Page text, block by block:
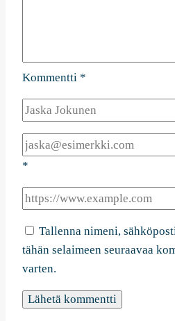
Kommentti *
*
Tallenna nimeni,
tähän selaimeen seuraavaa
varten.